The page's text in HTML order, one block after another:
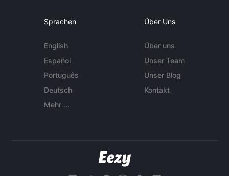
Sprachen
English
Español
Português
Deutsch
Mehr ...
Über Uns
Über uns
Unser Team
Unser Blog
Kontakt